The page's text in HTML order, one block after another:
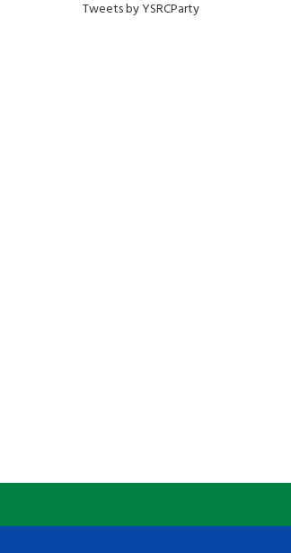
Tweets by YSRCParty